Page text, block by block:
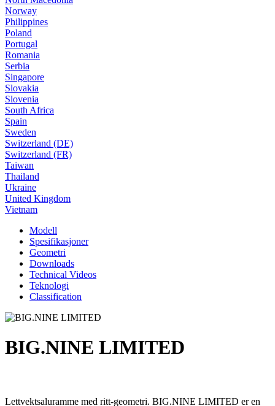
Norway
Philippines
Poland
Portugal
Romania
Serbia
Singapore
Slovakia
Slovenia
South Africa
Spain
Sweden
Switzerland (DE)
Switzerland (FR)
Taiwan
Thailand
Ukraine
United Kingdom
Vietnam
Modell
Spesifikasjoner
Geometri
Downloads
Technical Videos
Teknologi
Classification
BIG.NINE LIMITED
Lettvektsaluramme med ritt-geometri. BIG.NINE LIMITED er en